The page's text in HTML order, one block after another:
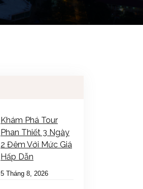
Khám Phá Tour
Phan Thiết 3 Ngày
2 Đêm Với Mức Giá
Hấp Dẫn
5 Tháng 8, 2026